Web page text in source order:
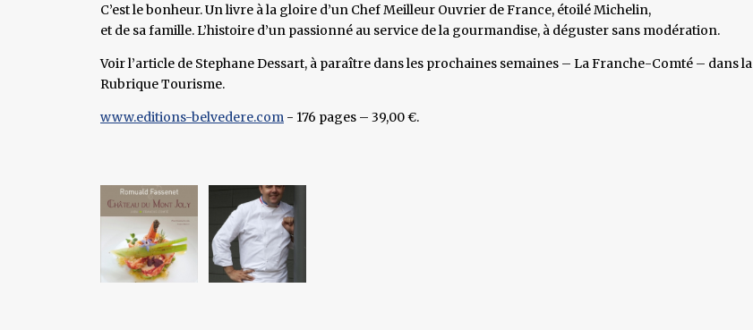
C’est le bonheur. Un livre à la gloire d’un Chef Meilleur Ouvrier de France, étoilé Michelin,
et de sa famille. L’histoire d’un passionné au service de la gourmandise, à déguster sans modération.
Voir l’article de Stephane Dessart, à paraître dans les prochaines semaines – La Franche-Comté – dans la
Rubrique Tourisme.
www.editions-belvedere.com - 176 pages – 39,00 €.